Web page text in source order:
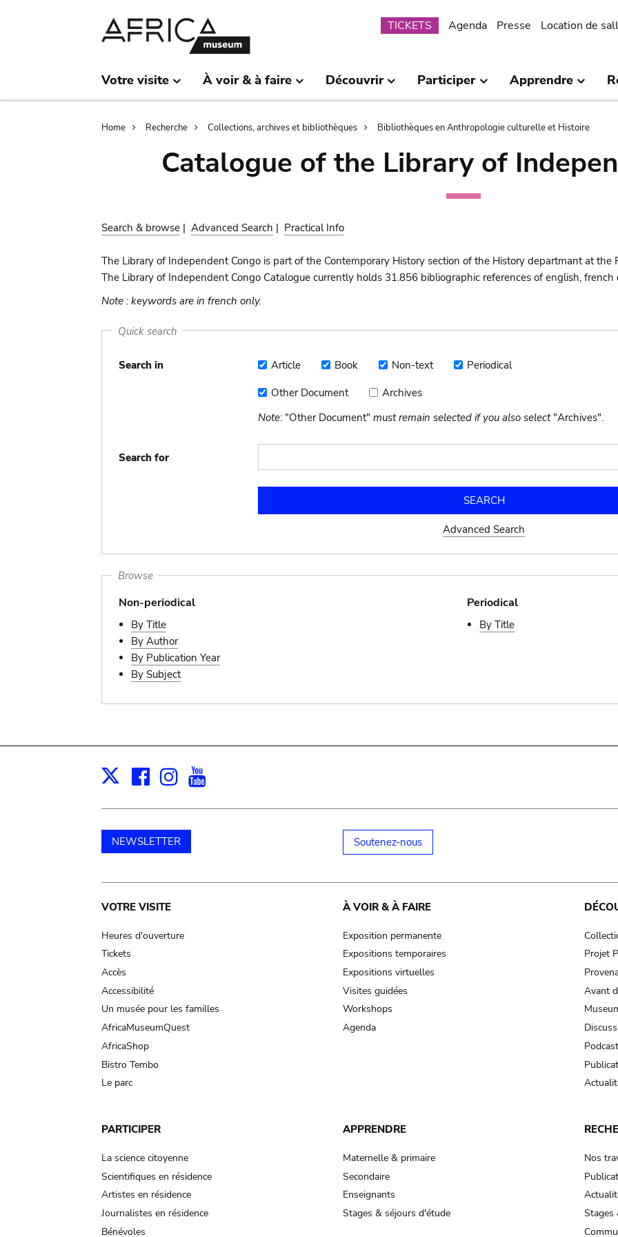
Submenu
TICKETS Agenda Presse Location de
Votre visite À voir & à faire Découvrir Participer Apprendre
Breadcrumb
Home Recherche Collections, archives et bibliothèques Bibliothèques en Anthropologie culturelle et Histoire
Catalogue of the Library of
Search & browse | Advanced Search | Practical Info
The Library of Independent Congo is part of the Contemporary History section of the History departmant at the
The Library of Independent Congo Catalogue currently holds 31.856 bibliographic references of english, french
Note : keywords are in french only.
Quick search
Search in Article
Article Book
Book
Non-
text
Non-text Periodical
Periodical
Other
Document
Other Document Archives
Archives
Note: "Other Document" must remain selected if you also select"Archives".
Search for
Advanced Search
Browse
Non-periodical
By Title
By Author
By Publication Year
By Subject
Periodical
By Title
X Facebook
Instagram
NEWSLETTER Soutenez-nous
Main
navigation
VOTRE VISITE
Heures d'ouverture
Tickets
Accès
Accessibilité
Un musée pour les familles
AfricaMuseumQuest
AfricaShop
Bistro Tembo
Le parc
À VOIR & À FAIRE
Exposition permanente
Expositions temporaires
Expositions virtuelles
Visites guidées
Workshops
Agenda
Projet
Avant
PARTICIPER
La science citoyenne
Scientifiques en résidence
Artistes en résidence
Journalistes en résidence
Bénévoles
APPRENDRE
Maternelle & primaire
Secondaire
Enseignants
Stages & séjours d'étude
Nos
Stages